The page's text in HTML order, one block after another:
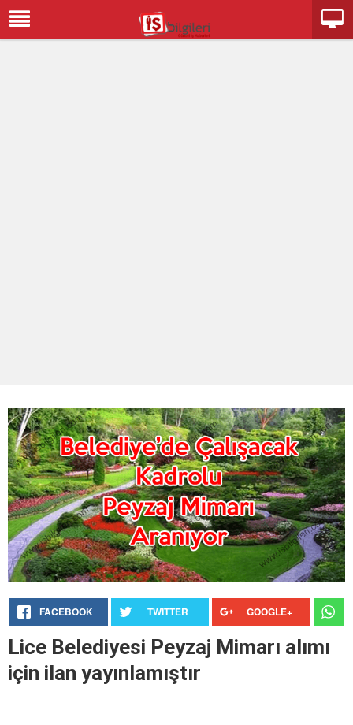
FACEBOOK TWITTER GOOGLE+
Lice Belediyesi Peyzaj Mimarı alımı
için ilan yayınlamıştır